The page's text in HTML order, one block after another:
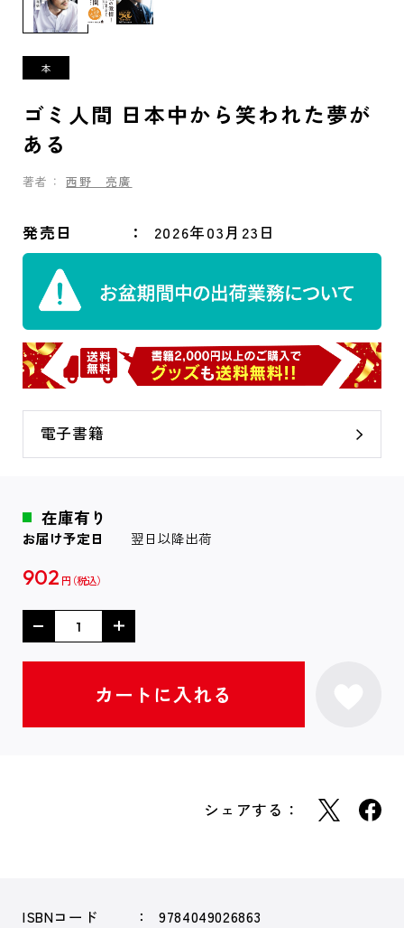
ゴミ人間 日本中から笑われた夢が
ある
著者： 西野 亮廣
発売日 2026年03月23日
電子書籍
在庫有り
お届け予定日 翌日以降出荷
902 円
シェアする：
ISBNコード
9784049026863